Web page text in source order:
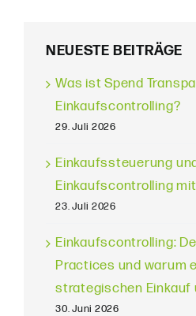
NEUESTE BEITRÄGE
Was ist Spend
Einkaufscontrolling?
29. Juli 2026
Einkaufssteuerung
Einkaufscontrolling
23. Juli 2026
Einkaufscontrolling:
Practices und warum
strategischen
30. Juni 2026